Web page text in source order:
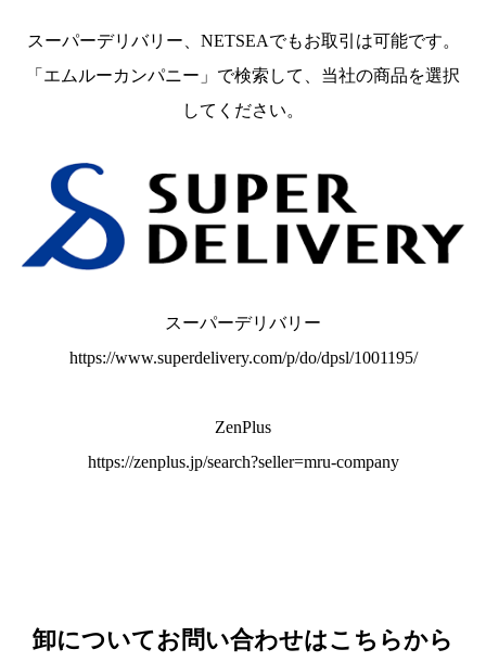
スーパーデリバリー、NETSEAでもお取引は可能です。
「エムルーカンパニー」で検索して、当社の商品を選択
してください。
スーパーデリバリー
https://www.superdelivery.com/p/do/dpsl/1001195/
ZenPlus
https://zenplus.jp/search?seller=mru-company
卸についてお問い合わせはこちらから